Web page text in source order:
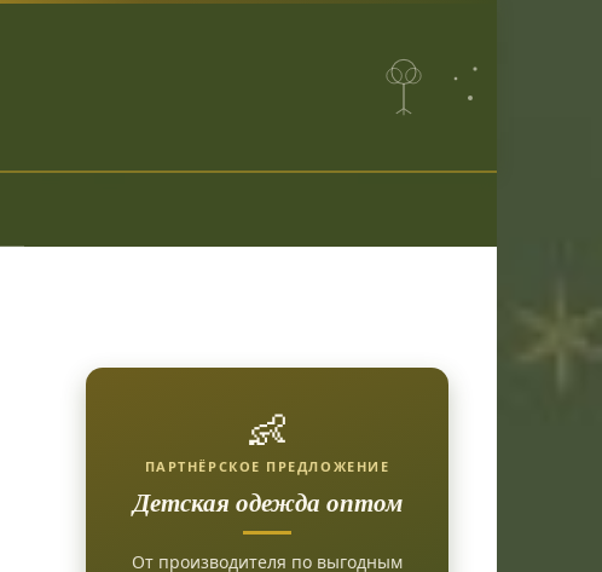
👶
ПАРТНЁРСКОЕ ПРЕДЛОЖЕНИЕ
Детская одежда оптом
От производителя по выгодным